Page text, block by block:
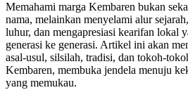
Memahami marga Kembaren bukan
nama, melainkan menyelami alur
luhur, dan mengapresiasi kearifan lokal
generasi ke generasi. Artikel ini akan
asal-usul, silsilah, tradisi, dan tokoh-
Kembaren, membuka jendela menuju
yang memukau.